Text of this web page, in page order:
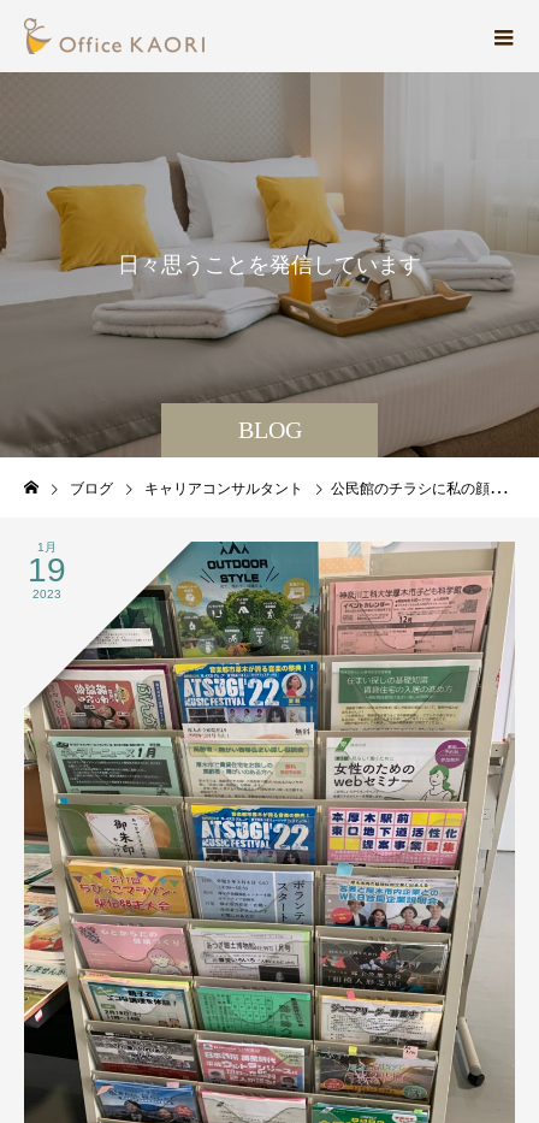
BLOG
日々思うことを発信しています。
ブログ キャリアコンサルタント 公民館のチラシに私の顔が！！
1月
19
2023